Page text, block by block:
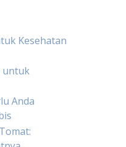
Kesehatan
untuk
Anda